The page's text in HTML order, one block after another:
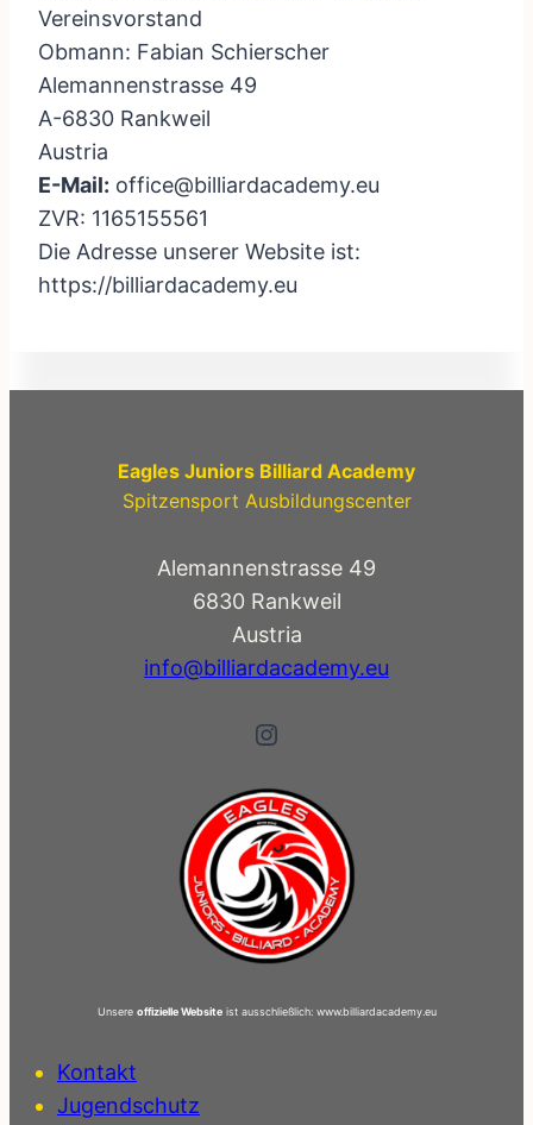
Vereinsvorstand
Obmann: Fabian Schierscher
Alemannenstrasse 49
A-6830 Rankweil
Austria
E-Mail: office@billiardacademy.eu
ZVR: 1165155561
Die Adresse unserer Website ist:
https://billiardacademy.eu
Eagles Juniors Billiard Academy
Spitzensport Ausbildungscenter
Alemannenstrasse 49
6830 Rankweil
Austria
info@billiardacademy.eu
Instagram
Unsere offizielle Websiteist ausschließlich: www.billiardacademy.eu
Kontakt
Jugendschutz